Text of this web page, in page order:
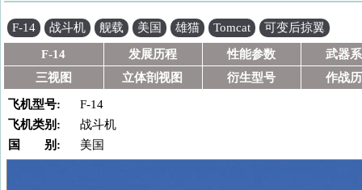
F-14 战斗机 舰载 美国 雄猫 Tomcat 可变后掠翼
F-14 发展历程 性能参数
武器
三视图
立体剖视图 衍生型号 作战
飞机型号:
F-14
飞机类别:
战斗机
国 别:
美国